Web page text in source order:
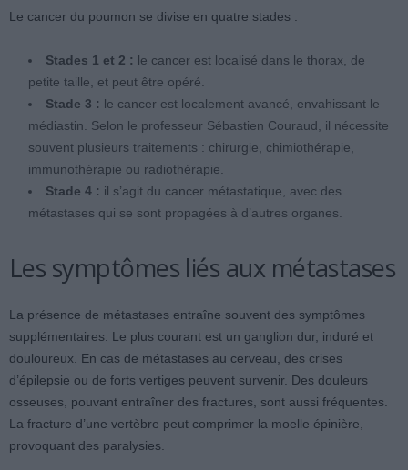
Le cancer du poumon se divise en quatre stades :
Stades 1 et 2 : le cancer est localisé dans le thorax, de
petite taille, et peut être opéré.
Stade 3 : le cancer est localement avancé, envahissant le
médiastin. Selon le professeur Sébastien Couraud, il nécessite
souvent plusieurs traitements : chirurgie, chimiothérapie,
immunothérapie ou radiothérapie.
Stade 4 : il s’agit du cancer métastatique, avec des
métastases qui se sont propagées à d’autres organes.
Les symptômes liés aux métastases
La présence de métastases entraîne souvent des symptômes
supplémentaires. Le plus courant est un ganglion dur, induré et
douloureux. En cas de métastases au cerveau, des crises
d’épilepsie ou de forts vertiges peuvent survenir. Des douleurs
osseuses, pouvant entraîner des fractures, sont aussi fréquentes.
La fracture d’une vertèbre peut comprimer la moelle épinière,
provoquant des paralysies.